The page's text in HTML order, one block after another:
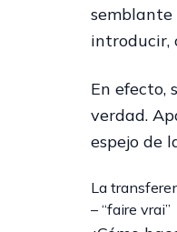
semblante
introducir,
En efecto,
verdad.
espejo de
La
– “faire vrai”